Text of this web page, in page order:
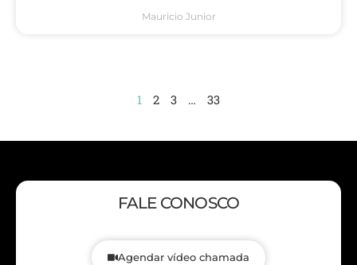
Mauricio Junior
1 2 3 … 33
FALE CONOSCO
Agendar vídeo chamada